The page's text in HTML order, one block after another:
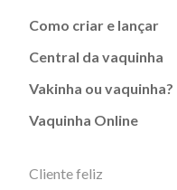
Como criar e lançar
Central da vaquinha
Vakinha ou vaquinha?
Vaquinha Online
Cliente feliz